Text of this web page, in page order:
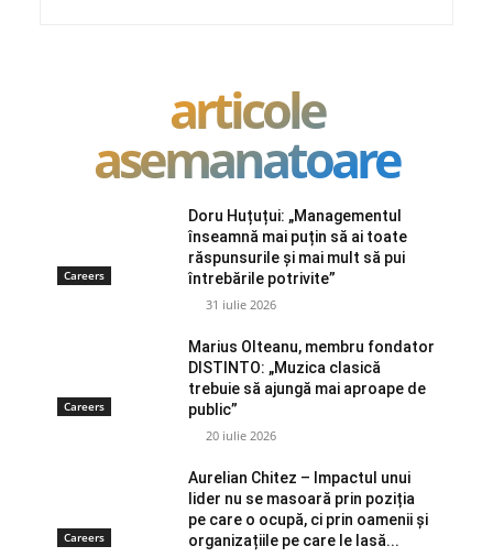
articole
asemanatoare
Careers
Doru Huțuțui: „Managementul
înseamnă mai puțin să ai toate
răspunsurile și mai mult să pui
întrebările potrivite”
31 iulie 2026
Careers
Marius Olteanu, membru fondator
DISTINTO: „Muzica clasică
trebuie să ajungă mai aproape de
public”
20 iulie 2026
Careers
Aurelian Chitez – Impactul unui
lider nu se masoară prin poziția
pe care o ocupă, ci prin oamenii și
organizațiile pe care le lasă...